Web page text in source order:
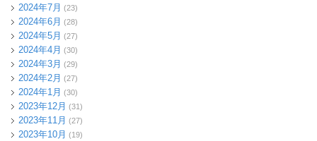
2024年7月 (23)
2024年6月 (28)
2024年5月 (27)
2024年4月 (30)
2024年3月 (29)
2024年2月 (27)
2024年1月 (30)
2023年12月 (31)
2023年11月 (27)
2023年10月 (19)